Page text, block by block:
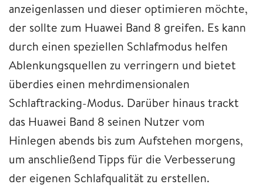
anzeigenlassen und dieser optimieren möchte,
der sollte zum Huawei Band 8 greifen. Es kann
durch einen speziellen Schlafmodus helfen
Ablenkungsquellen zu verringern und bietet
überdies einen mehrdimensionalen
Schlaftracking-Modus. Darüber hinaus trackt
das Huawei Band 8 seinen Nutzer vom
Hinlegen abends bis zum Aufstehen morgens,
um anschließend Tipps für die Verbesserung
der eigenen Schlafqualität zu erstellen.